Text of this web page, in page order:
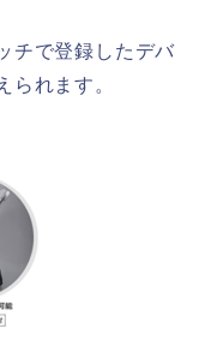
チで登録したデバ
られます。